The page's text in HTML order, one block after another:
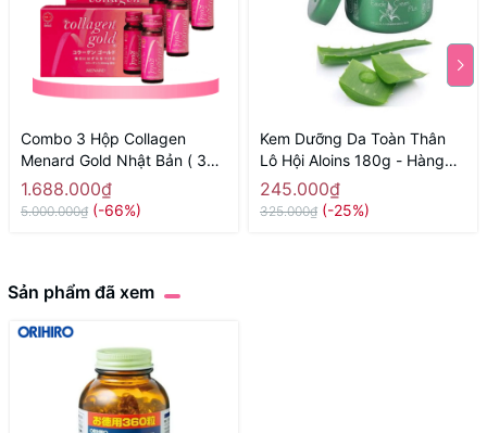
Combo 3 Hộp Collagen
Menard Gold Nhật Bản ( 30
Lọ x 30ml) - Hàng Nhật
chính hãng
1.688.000₫
5.000.000₫ (-66%)
Kem Dưỡng Da Toàn Thân
Lô Hội Aloins 180g - Hàng
Nhật nội địa
245.000₫
325.000₫ (-25%)
Sản phẩm đã xem